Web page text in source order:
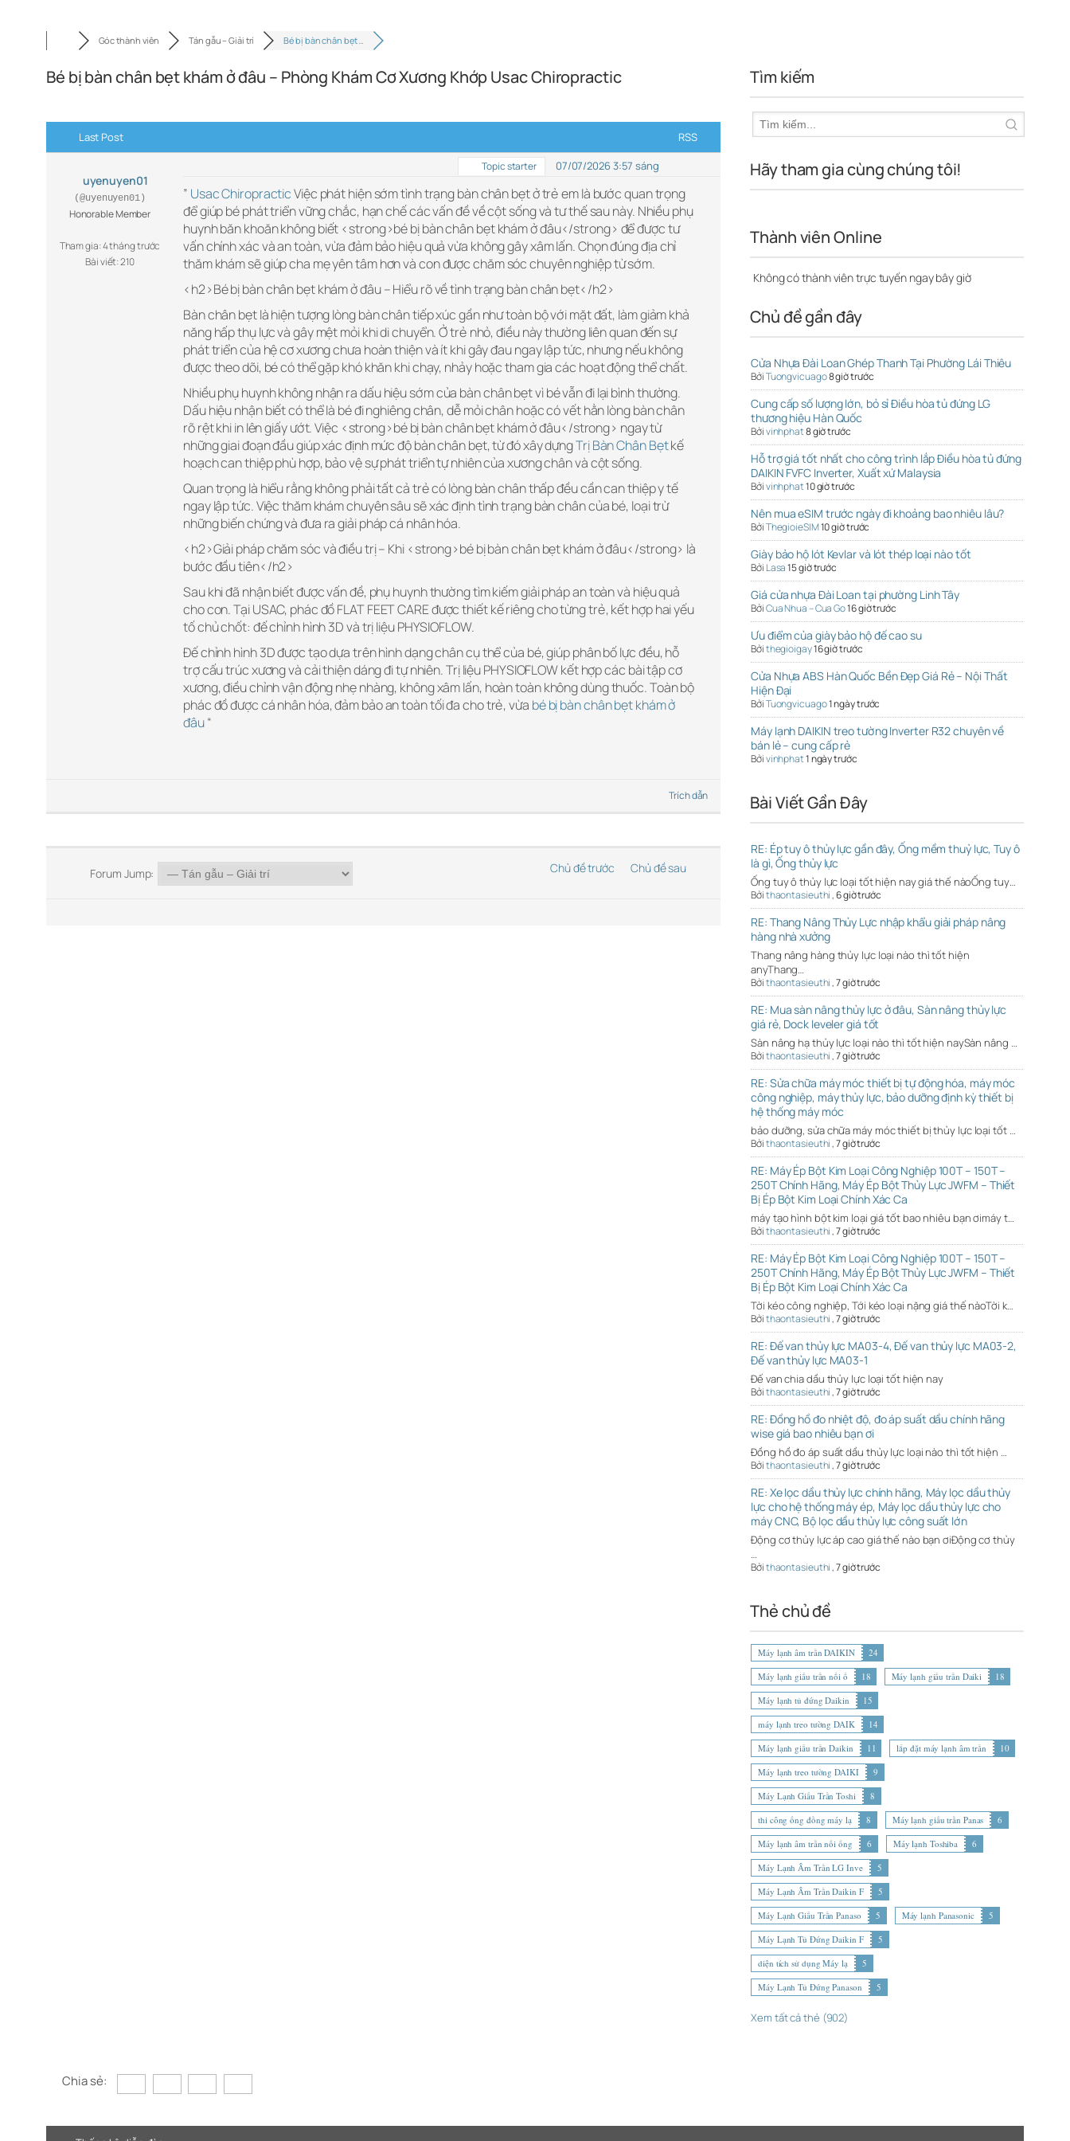
Góc thành viên Tán gẫu – Giải trí Bé bị bàn chân bẹt …
Bé bị bàn chân bẹt khám ở đâu – Phòng Khám Cơ Xương Khớp Usac Chiropractic
Last Post RSS
uyenuyen01
(@uyenuyen01)
Honorable Member
Tham gia: 4 tháng trước
Bài viết: 210
Topic starter 07/07/2026 3:57 sáng
” Usac ChiropracticViệc phát hiện sớm tình trạng bàn chân bẹt ở trẻ em là bước quan trọng
để giúp bé phát triển vững chắc, hạn chế các vấn đề về cột sống và tư thế sau này. Nhiều phụ
huynh băn khoăn không biết <strong>bé bị bàn chân bẹt khám ở đâu</strong> để được tư
vấn chính xác và an toàn, vừa đảm bảo hiệu quả vừa không gây xâm lấn. Chọn đúng địa chỉ
thăm khám sẽ giúp cha mẹ yên tâm hơn và con được chăm sóc chuyên nghiệp từ sớm.
<h2>Bé bị bàn chân bẹt khám ở đâu – Hiểu rõ về tình trạng bàn chân bẹt</h2>
Bàn chân bẹt là hiện tượng lòng bàn chân tiếp xúc gần như toàn bộ với mặt đất, làm giảm khả
năng hấp thụ lực và gây mệt mỏi khi di chuyển. Ở trẻ nhỏ, điều này thường liên quan đến sự
phát triển của hệ cơ xương chưa hoàn thiện và ít khi gây đau ngay lập tức, nhưng nếu không
được theo dõi, bé có thể gặp khó khăn khi chạy, nhảy hoặc tham gia các hoạt động thể chất.
Nhiều phụ huynh không nhận ra dấu hiệu sớm của bàn chân bẹt vì bé vẫn đi lại bình thường.
Dấu hiệu nhận biết có thể là bé đi nghiêng chân, dễ mỏi chân hoặc có vết hằn lòng bàn chân
rõ rệt khi in lên giấy ướt. Việc <strong>bé bị bàn chân bẹt khám ở đâu</strong> ngay từ
những giai đoạn đầu giúp xác định mức độ bàn chân bẹt, từ đó xây dựngTrị Bàn Chân Bẹtkế
hoạch can thiệp phù hợp, bảo vệ sự phát triển tự nhiên của xương chân và cột sống.
Quan trọng là hiểu rằng không phải tất cả trẻ có lòng bàn chân thấp đều cần can thiệp y tế
ngay lập tức. Việc thăm khám chuyên sâu sẽ xác định tình trạng bàn chân của bé, loại trừ
những biến chứng và đưa ra giải pháp cá nhân hóa.
<h2>Giải pháp chăm sóc và điều trị – Khi <strong>bé bị bàn chân bẹt khám ở đâu</strong> là
bước đầu tiên</h2>
Sau khi đã nhận biết được vấn đề, phụ huynh thường tìm kiếm giải pháp an toàn và hiệu quả
cho con. Tại USAC, phác đồ FLAT FEET CARE được thiết kế riêng cho từng trẻ, kết hợp hai yếu
tố chủ chốt: đế chỉnh hình 3D và trị liệu PHYSIOFLOW.
Đế chỉnh hình 3D được tạo dựa trên hình dạng chân cụ thể của bé, giúp phân bố lực đều, hỗ
trợ cấu trúc xương và cải thiện dáng đi tự nhiên. Trị liệu PHYSIOFLOW kết hợp các bài tập cơ
xương, điều chỉnh vận động nhẹ nhàng, không xâm lấn, hoàn toàn không dùng thuốc. Toàn bộ
phác đồ được cá nhân hóa, đảm bảo an toàn tối đa cho trẻ, vừa bé bị bàn chân bẹt khám ở
đâu“
Trích dẫn
Forum Jump: Chủ đề trước Chủ đề sau
Tìm kiếm
Hãy tham gia cùng chúng tôi!
Thành viên Online
Không có thành viên trực tuyến ngay bây giờ
Chủ đề gần đây
Cửa Nhựa Đài Loan Ghép Thanh Tại Phường Lái Thiêu
BởiTuongvicuago8 giờ trước
Cung cấp số lượng lớn, bỏ sỉ Điều hòa tủ đứng LG
thương hiệu Hàn Quốc
Bởivinhphat8 giờ trước
Hỗ trợ giá tốt nhất cho công trình lắp Điều hòa tủ đứng
DAIKIN FVFC Inverter, Xuất xứ Malaysia
Bởivinhphat10 giờ trước
Nên mua eSIM trước ngày đi khoảng bao nhiêu lâu?
BởiThegioieSIM10 giờ trước
Giày bảo hộ lót Kevlar và lót thép loại nào tốt
Bởi Lasa15 giờ trước
Giá cửa nhựa Đài Loan tại phường Linh Tây
BởiCua Nhua – Cua Go16 giờ trước
Ưu điểm của giày bảo hộ đế cao su
Bởithegioigay16 giờ trước
Cửa Nhựa ABS Hàn Quốc Bền Đẹp Giá Rẻ – Nội Thất
Hiện Đại
BởiTuongvicuago1 ngày trước
Máy lạnh DAIKIN treo tường Inverter R32 chuyên về
bán lẻ – cung cấp rẻ
Bởivinhphat1 ngày trước
Bài Viết Gần Đây
RE: Ép tuy ô thủy lực gần đây, Ống mềm thuỷ lực, Tuy ô
là gì, Ống thủy lực
Ống tuy ô thủy lực loại tốt hiện nay giá thế nàoỐng tuy…
Bởithaontasieuthi,6 giờ trước
RE: Thang Nâng Thủy Lực nhập khẩu giải pháp nâng
hàng nhà xưởng
Thang nâng hàng thủy lực loại nào thì tốt hiện
anyThang…
Bởithaontasieuthi,7 giờ trước
RE: Mua sàn nâng thủy lực ở đâu, Sàn nâng thủy lực
giá rẻ, Dock leveler giá tốt
Sàn nâng hạ thủy lực loại nào thì tốt hiện naySàn nâng …
Bởithaontasieuthi,7 giờ trước
RE: Sửa chữa máy móc thiết bị tự động hóa, máy móc
công nghiệp, máy thủy lực, bảo dưỡng định kỳ thiết bị
hệ thống máy móc
bảo dưỡng, sửa chữa máy móc thiết bị thủy lực loại tốt …
Bởithaontasieuthi,7 giờ trước
RE: Máy Ép Bột Kim Loại Công Nghiệp 100T – 150T –
250T Chính Hãng, Máy Ép Bột Thủy Lực JWFM – Thiết
Bị Ép Bột Kim Loại Chính Xác Ca
máy tạo hình bột kim loại giá tốt bao nhiêu bạn ơimáy t…
Bởithaontasieuthi,7 giờ trước
RE: Máy Ép Bột Kim Loại Công Nghiệp 100T – 150T –
250T Chính Hãng, Máy Ép Bột Thủy Lực JWFM – Thiết
Bị Ép Bột Kim Loại Chính Xác Ca
Tời kéo công nghiệp, Tới kéo loại nặng giá thế nàoTời k…
Bởithaontasieuthi,7 giờ trước
RE: Đế van thủy lực MA03-4, Đế van thủy lực MA03-2,
Đế van thủy lực MA03-1
Đế van chia dầu thủy lực loại tốt hiện nay
Bởithaontasieuthi,7 giờ trước
RE: Đồng hồ đo nhiệt độ, đo áp suất dầu chính hãng
wise giá bao nhiêu bạn ơi
Đồng hồ đo áp suất dầu thủy lực loại nào thì tốt hiện …
Bởithaontasieuthi,7 giờ trước
RE: Xe lọc dầu thủy lực chính hãng, Máy lọc dầu thủy
lực cho hệ thống máy ép, Máy lọc dầu thủy lực cho
máy CNC, Bộ lọc dầu thủy lực công suất lớn
Động cơ thủy lực áp cao giá thế nào bạn ơiĐộng cơ thủy
…
Bởithaontasieuthi,7 giờ trước
Thẻ chủ đề
Máy lạnh âm trần DAIKIN
24
Máy lạnh giấu trần nối ố
18 Máy lạnh giấu trần Daiki
18
Máy lạnh tủ đứng Daikin
15
máy lạnh treo tường DAIK
14
Máy lạnh giấu trần Daikin
11 lắp đặt máy lạnh âm trần
10
Máy lạnh treo tường DAIKI
9
Máy Lạnh Giấu Trần Toshi
8
thi công ống đồng máy lạ
8 Máy lạnh giấu trần Panas
6
Máy lạnh âm trần nối ống
6 Máy lạnh Toshiba
6
Máy Lạnh Âm Trần LG Inve
5
Máy Lạnh Âm Trần Daikin F
5
Máy Lạnh Giấu Trần Panaso
5 Máy lạnh Panasonic
5
Máy Lạnh Tủ Đứng Daikin F
5
diện tích sử dụng Máy lạ
5
Máy Lạnh Tủ Đứng Panason
5
Xem tất cả thẻ (902)
Chia sẻ: